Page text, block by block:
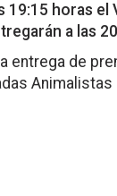
19:15 horas
a las
entrega de